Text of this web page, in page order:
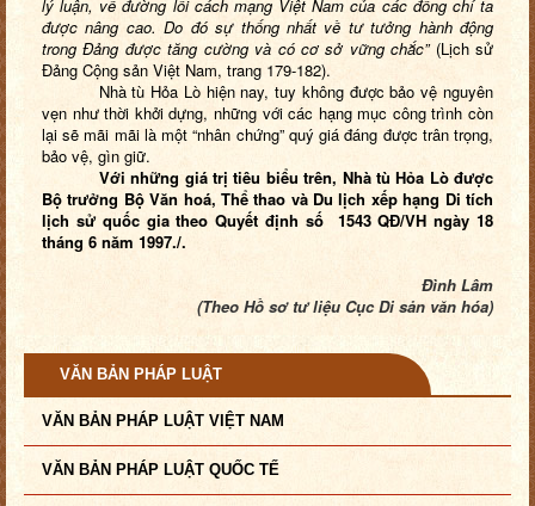
lý luận, về đường lối cách mạng Việt Nam của các đồng chí ta
được nâng cao. Do đó sự thống nhất về tư tưởng hành động
trong Đảng được tăng cường và có cơ sở vững chắc” (Lịch sử
Đảng Cộng sản Việt Nam, trang 179-182).
Nhà tù Hỏa Lò hiện nay, tuy không được bảo vệ nguyên
vẹn như thời khởi dựng, những với các hạng mục công trình còn
lại sẽ mãi mãi là một “nhân chứng” quý giá đáng được trân trọng,
bảo vệ, gìn giữ.
Với những giá trị tiêu biểu trên, Nhà tù Hỏa Lò được
Bộ trưởng Bộ Văn hoá, Thể thao và Du lịch xếp hạng Di tích
lịch sử quốc gia theo Quyết định số
1543 QĐ/VH ngày 18
tháng 6 năm 1997./.
Đình Lâm
(Theo Hồ sơ tư liệu Cục Di sản văn hóa)
VĂN BẢN PHÁP LUẬT
VĂN BẢN PHÁP LUẬT VIỆT NAM
VĂN BẢN PHÁP LUẬT QUỐC TẾ